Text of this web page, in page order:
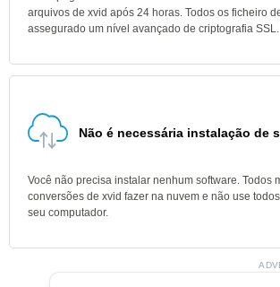
arquivos de xvid após 24 horas. Todos os ficheiro
assegurado um nível avançado de criptografia SSL.
Não é necessária instalação de
Você não precisa instalar nenhum software. Todos
conversões de xvid fazer na nuvem e não use
seu computador.